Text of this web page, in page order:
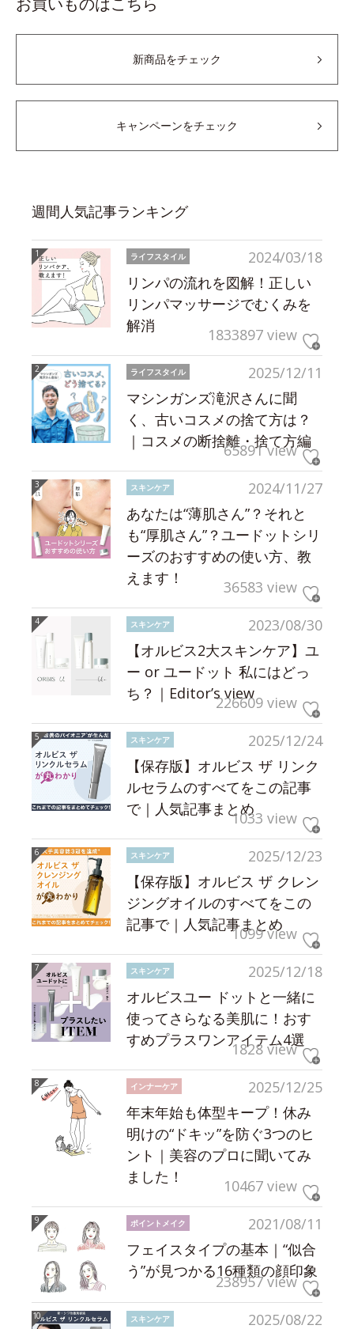
新商品をチェック
キャンペーンをチェック
週間人気記事ランキング
2024/03/18
ライフスタイル
リンパの流れを図解！正しい
リンパマッサージでむくみを
解消
1833897 view
2025/12/11
ライフスタイル
マシンガンズ滝沢さんに聞
く、古いコスメの捨て方は？
｜コスメの断捨離・捨て方編
65891 view
2024/11/27
スキンケア
あなたは“薄肌さん”？それと
も“厚肌さん”？ユードットシリ
ーズのおすすめの使い方、教
えます！
36583 view
2023/08/30
スキンケア
【オルビス2大スキンケア】ユ
ー or ユードット 私にはどっ
ち？｜Editor’s view226609 view
2025/12/24
スキンケア
【保存版】オルビス ザ リンク
ルセラムのすべてをこの記事
で｜人気記事まとめ1033 view
2025/12/23
スキンケア
【保存版】オルビス ザ クレン
ジングオイルのすべてをこの
記事で｜人気記事まとめ
1099 view
2025/12/18
スキンケア
オルビスユー ドットと一緒に
使ってさらなる美肌に！おす
すめプラスワンアイテム4選
1828 view
2025/12/25
インナーケア
年末年始も体型キープ！休み
明けの“ドキッ”を防ぐ3つのヒ
ント｜美容のプロに聞いてみ
ました！
10467 view
2021/08/11
ポイントメイク
フェイスタイプの基本｜“似合
う”が見つかる16種類の顔印象
238957 view
2025/08/22
スキンケア